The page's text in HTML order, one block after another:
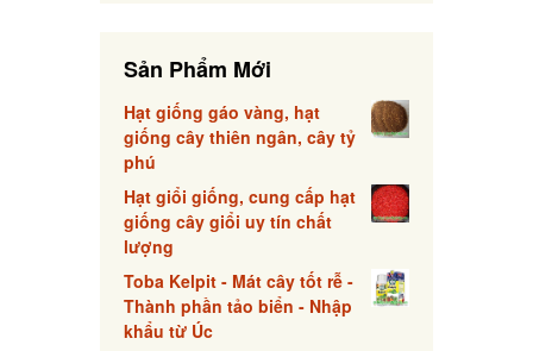
Sản Phẩm Mới
Hạt giống gáo vàng, hạt
giống cây thiên ngân, cây tỷ
phú
Hạt giổi giống, cung cấp hạt
giống cây giổi uy tín chất
lượng
Toba Kelpit - Mát cây tốt rễ -
Thành phần tảo biển - Nhập
khẩu từ Úc